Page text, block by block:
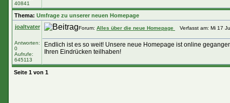
40841
Thema: Umfrage zu unserer neuen Homepage
joaltvater
Antworten:
0
Aufrufe:
645113
Forum: Alles über die neue Homepage Verfasst am: Mi 17
Endlich ist es so weit! Unsere neue Homepage ist online
Ihren Eindrücken teilhaben!
Seite 1 von 1